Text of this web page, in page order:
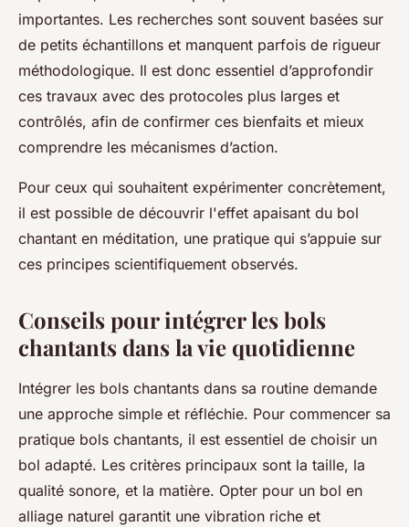
importantes. Les recherches sont souvent basées sur
de petits échantillons et manquent parfois de rigueur
méthodologique. Il est donc essentiel d’approfondir
ces travaux avec des protocoles plus larges et
contrôlés, afin de confirmer ces bienfaits et mieux
comprendre les mécanismes d’action.
Pour ceux qui souhaitent expérimenter concrètement,
il est possible de découvrir l'effet apaisant du bol
chantant en méditation, une pratique qui s’appuie sur
ces principes scientifiquement observés.
Conseils pour intégrer les bols
chantants dans la vie quotidienne
Intégrer les bols chantants dans sa routine demande
une approche simple et réfléchie. Pour commencer sa
pratique bols chantants, il est essentiel de choisir un
bol adapté. Les critères principaux sont la taille, la
qualité sonore, et la matière. Opter pour un bol en
alliage naturel garantit une vibration riche et